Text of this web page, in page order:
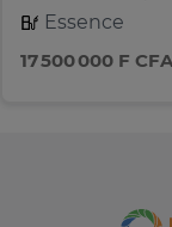
Essence
17 500 000 F CFA